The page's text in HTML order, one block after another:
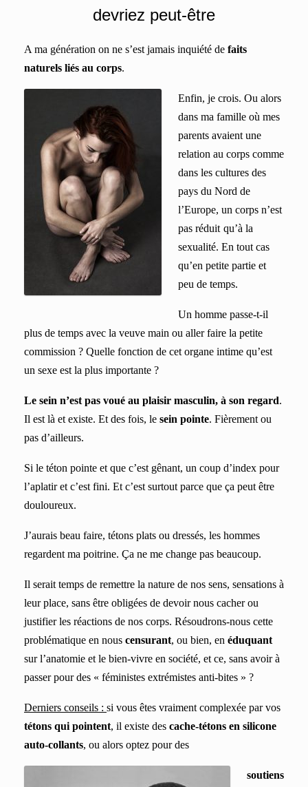
devriez peut-être
A ma génération on ne s’est jamais inquiété de faits
naturels liés au corps.
Enfin, je crois. Ou alors
dans ma famille où mes
parents avaient une
relation au corps comme
dans les cultures des
pays du Nord de
l’Europe, un corps n’est
pas réduit qu’à la
sexualité. En tout cas
qu’en petite partie et
peu de temps.
Un homme passe-t-il
plus de temps avec la veuve main ou aller faire la petite
commission ? Quelle fonction de cet organe intime qu’est
un sexe est la plus importante ?
Le sein n’est pas voué au plaisir masculin, à son regard.
Il est là et existe. Et des fois, le sein pointe. Fièrement ou
pas d’ailleurs.
Si le téton pointe et que c’est gênant, un coup d’index pour
l’aplatir et c’est fini. Et c’est surtout parce que ça peut être
douloureux.
J’aurais beau faire, tétons plats ou dressés, les hommes
regardent ma poitrine. Ça ne me change pas beaucoup.
Il serait temps de remettre la nature de nos sens, sensations à
leur place, sans être obligées de devoir nous cacher ou
justifier les réactions de nos corps. Résoudrons-nous cette
problématique en nous censurant, ou bien, en éduquant
sur l’anatomie et le bien-vivre en société, et ce, sans avoir à
passer pour des « féministes extrémistes anti-bites » ?
Derniers conseils : si vous êtes vraiment complexée par vos
tétons qui pointent, il existe des cache-tétons en silicone
auto-collants, ou alors optez pour des
soutiens